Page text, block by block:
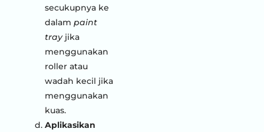
secukupnya ke
dalam paint
trayjika
menggunakan
roller atau
wadah kecil jika
menggunakan
kuas.
Aplikasikan